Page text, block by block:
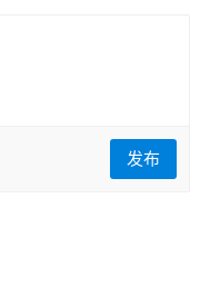
发布